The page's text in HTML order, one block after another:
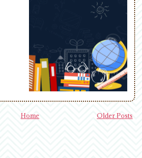
Older Posts
Home